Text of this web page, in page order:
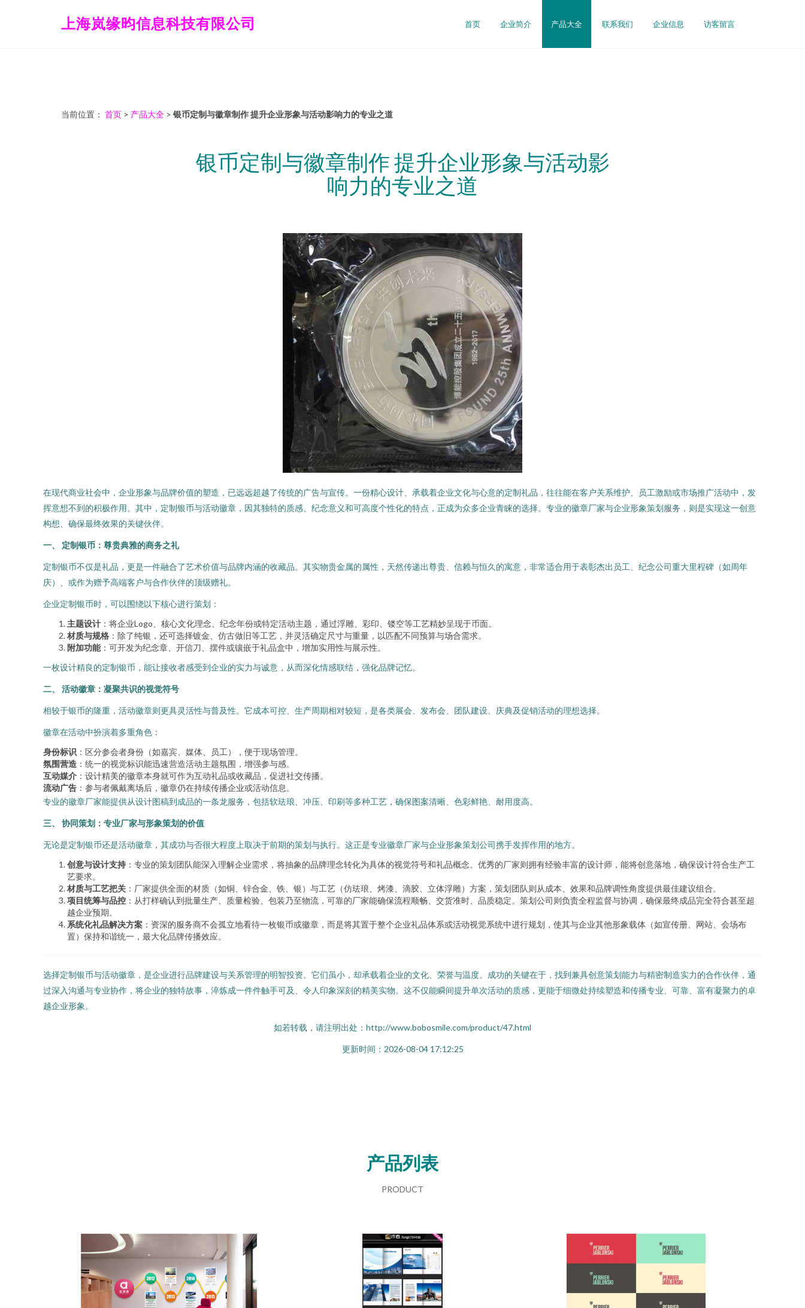
上海岚缘昀信息科技有限公司 首页 企业简介 产品大全 联系我们 企业信息 访客留言
当前位置： 首页 > 产品大全 > 银币定制与徽章制作 提升企业形象与活动影响力的专业之道
银币定制与徽章制作 提升企业形象与活动影
响力的专业之道
在现代商业社会中，企业形象与品牌价值的塑造，已远远超越了传统的广告与宣传。一份精心设计、承载着企业文化与心意的定制礼品，往往能在客户关系维护、员工激励或市场推广活动中，发
挥意想不到的积极作用。其中，定制银币与活动徽章，因其独特的质感、纪念意义和可高度个性化的特点，正成为众多企业青睐的选择。专业的徽章厂家与企业形象策划服务，则是实现这一创意
构想、确保最终效果的关键伙伴。
一、 定制银币：尊贵典雅的商务之礼
定制银币不仅是礼品，更是一件融合了艺术价值与品牌内涵的收藏品。其实物贵金属的属性，天然传递出尊贵、信赖与恒久的寓意，非常适合用于表彰杰出员工、纪念公司重大里程碑（如周年
庆）、或作为赠予高端客户与合作伙伴的顶级赠礼。
企业定制银币时，可以围绕以下核心进行策划：
主题设计 ：将企业Logo、核心文化理念、纪念年份或特定活动主题，通过浮雕、彩印、镂空等工艺精妙呈现于币面。
材质与规格 ：除了纯银，还可选择镀金、仿古做旧等工艺，并灵活确定尺寸与重量，以匹配不同预算与场合需求。
附加功能：可开发为纪念章、开信刀、摆件或镶嵌于礼品盒中，增加实用性与展示性。
一枚设计精良的定制银币，能让接收者感受到企业的实力与诚意，从而深化情感联结，强化品牌记忆。
二、 活动徽章：凝聚共识的视觉符号
相较于银币的隆重，活动徽章则更具灵活性与普及性。它成本可控、生产周期相对较短，是各类展会、发布会、团队建设、庆典及促销活动的理想选择。
徽章在活动中扮演着多重角色：
身份标识 ：区分参会者身份（如嘉宾、媒体、员工），便于现场管理。
氛围营造 ：统一的视觉标识能迅速营造活动主题氛围，增强参与感。
互动媒介 ：设计精美的徽章本身就可作为互动礼品或收藏品，促进社交传播。
流动广告 ：参与者佩戴离场后，徽章仍在持续传播企业或活动信息。
专业的徽章厂家能提供从设计图稿到成品的一条龙服务，包括软珐琅、冲压、印刷等多种工艺，确保图案清晰、色彩鲜艳、耐用度高。
三、 协同策划：专业厂家与形象策划的价值
无论是定制银币还是活动徽章，其成功与否很大程度上取决于前期的策划与执行。这正是专业徽章厂家与企业形象策划公司携手发挥作用的地方。
创意与设计支持 ：专业的策划团队能深入理解企业需求，将抽象的品牌理念转化为具体的视觉符号和礼品概念。优秀的厂家则拥有经验丰富的设计师，能将创意落地，确保设计符合生产工
艺要求。
材质与工艺把关 ：厂家提供全面的材质（如铜、锌合金、铁、银）与工艺（仿珐琅、烤漆、滴胶、立体浮雕）方案，策划团队则从成本、效果和品牌调性角度提供最佳建议组合。
项目统筹与品控 ：从打样确认到批量生产、质量检验、包装乃至物流，可靠的厂家能确保流程顺畅、交货准时、品质稳定。策划公司则负责全程监督与协调，确保最终成品完全符合甚至超
越企业预期。
系统化礼品解决方案 ：资深的服务商不会孤立地看待一枚银币或徽章，而是将其置于整个企业礼品体系或活动视觉系统中进行规划，使其与企业其他形象载体（如宣传册、网站、会场布
置）保持和谐统一，最大化品牌传播效应。
选择定制银币与活动徽章，是企业进行品牌建设与关系管理的明智投资。它们虽小，却承载着企业的文化、荣誉与温度。成功的关键在于，找到兼具创意策划能力与精密制造实力的合作伙伴，通
过深入沟通与专业协作，将企业的独特故事，淬炼成一件件触手可及、令人印象深刻的精美实物。这不仅能瞬间提升单次活动的质感，更能于细微处持续塑造和传播专业、可靠、富有凝聚力的卓
越企业形象。
如若转载，请注明出处：http://www.bobosmile.com/product/47.html
更新时间：2026-08-04 17:12:25
产品列表
PRODUCT